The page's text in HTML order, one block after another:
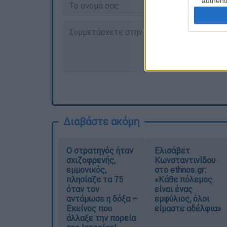
Διαβάστε ακόμη
O στρατηγός ήταν
σχιζοφρενής,
εμμονικός,
πλησίαζε τα 75
όταν τον
αντάμωσε η δόξα –
Εκείνος που
άλλαξε την πορεία
Ελισάβετ
Κωνσταντινίδου
στο ethnos.gr:
«Κάθε πόλεμος
είναι ένας
εμφύλιος, όλοι
είμαστε αδέλφια»